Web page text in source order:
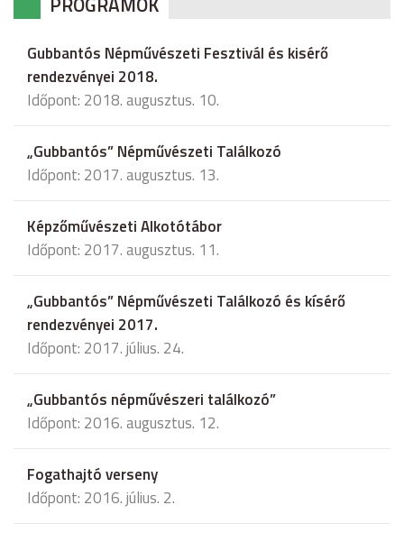
Gubbantós Népművészeti Fesztivál és kisérő
rendezvényei 2018.
Időpont: 2018. augusztus. 10.
„Gubbantós” Népművészeti Találkozó
Időpont: 2017. augusztus. 13.
Képzőművészeti Alkotótábor
Időpont: 2017. augusztus. 11.
„Gubbantós” Népművészeti Találkozó és kísérő
rendezvényei 2017.
Időpont: 2017. július. 24.
„Gubbantós népművészeri találkozó”
Időpont: 2016. augusztus. 12.
Fogathajtó verseny
Időpont: 2016. július. 2.